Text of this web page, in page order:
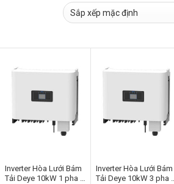
Inverter Hòa Lưới Bám
Tải Deye 10kW 1 pha |
Inverter Hòa Lưới Bám
Tải Deye 10kW 3 pha |